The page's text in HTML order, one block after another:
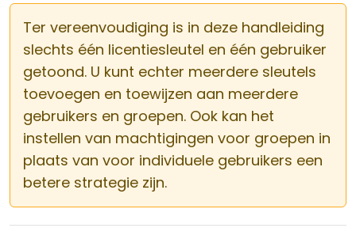
Ter vereenvoudiging is in deze handleiding
slechts één licentiesleutel en één gebruiker
getoond. U kunt echter meerdere sleutels
toevoegen en toewijzen aan meerdere
gebruikers en groepen. Ook kan het
instellen van machtigingen voor groepen in
plaats van voor individuele gebruikers een
betere strategie zijn.